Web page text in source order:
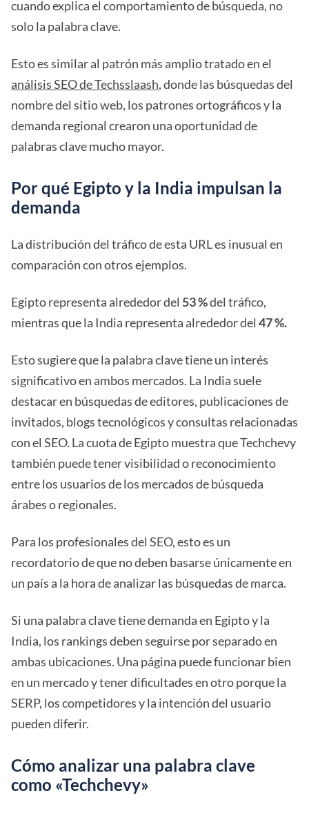
cuando explica el comportamiento de búsqueda, no
solo la palabra clave.
Esto es similar al patrón más amplio tratado en el
análisis SEO de Techsslaash, donde las búsquedas del
nombre del sitio web, los patrones ortográficos y la
demanda regional crearon una oportunidad de
palabras clave mucho mayor.
Por qué Egipto y la India impulsan la
demanda
La distribución del tráfico de esta URL es inusual en
comparación con otros ejemplos.
Egipto representa alrededor del 53 %del tráfico,
mientras que la India representa alrededor del 47 %.
Esto sugiere que la palabra clave tiene un interés
significativo en ambos mercados. La India suele
destacar en búsquedas de editores, publicaciones de
invitados, blogs tecnológicos y consultas relacionadas
con el SEO. La cuota de Egipto muestra que Techchevy
también puede tener visibilidad o reconocimiento
entre los usuarios de los mercados de búsqueda
árabes o regionales.
Para los profesionales del SEO, esto es un
recordatorio de que no deben basarse únicamente en
un país a la hora de analizar las búsquedas de marca.
Si una palabra clave tiene demanda en Egipto y la
India, los rankings deben seguirse por separado en
ambas ubicaciones. Una página puede funcionar bien
en un mercado y tener dificultades en otro porque la
SERP, los competidores y la intención del usuario
pueden diferir.
Cómo analizar una palabra clave
como «Techchevy»